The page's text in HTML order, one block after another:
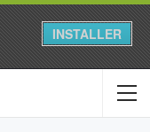
INSTALLER